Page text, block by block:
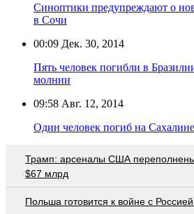
Синоптики предупреждают о
в Сочи
00:09 Дек. 30, 2014
Пять человек погибли в
молнии
09:58 Авг. 12, 2014
Один человек погиб на
Трамп: арсеналы США
$67 млрд
Польша готовится к войне с